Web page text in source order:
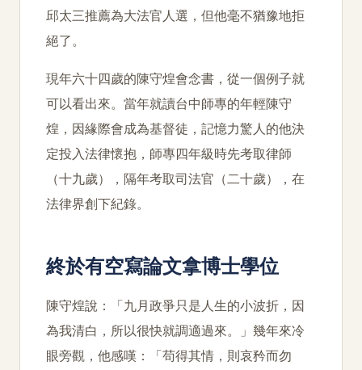
邱太三推薦為大法官人選，但他毫不猶豫地拒
絕了。
現年六十四歲的陳守煌會念書，從一個例子就
可以看出來。當年就讀台中師專的年輕陳守
煌，因緣際會成為基督徒，記憶力驚人的他決
定投入法律懷抱，師專四年級時先考取律師
（十九歲），隔年考取司法官（二十歲），在
法律界創下紀錄。
終於有空寫論文拿博士學位
陳守煌說：「九月政爭只是人生的小波折，因
為我清白，所以很快就調適過來。」幾年來冷
眼旁觀，他感嘆：「苟得其情，則哀矜而勿